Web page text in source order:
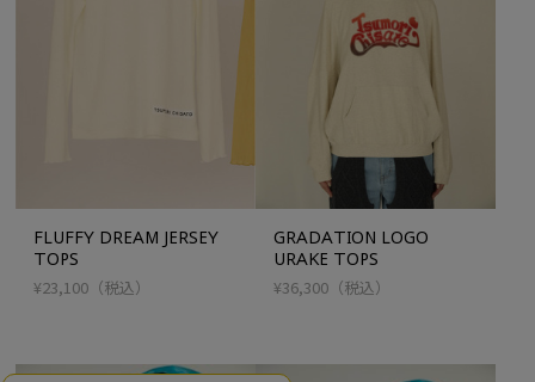
FLUFFY DREAM JERSEY
TOPS
¥23,100 （税込）
GRADATION LOGO
URAKE TOPS
¥36,300（税込）